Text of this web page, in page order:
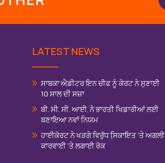
LATEST NEWS
ਸਾਬਕਾ ਐਡੀਟਰ ਇਨ ਚੀਫ ਨੂੰ ਕੋਰਟ ਨੇ ਸੁਣਾਈ
10 ਸਾਲ ਦੀ ਸਜ਼ਾ
ਬੀ. ਸੀ. ਸੀ. ਆਈ. ਨੇ ਭਾਰਤੀ ਖਿਡਾਰੀਆਂ ਲਈ
ਬਣਾਇਆ ਨਵਾਂ ਨਿਯਮ
ਹਾਈਕੋਰਟ ਨੇ ਖੜਗੇ ਵਿਰੁੱਧ ਸਿ਼ਕਾਇਤ ‘ਤੇ ਅਗਲੀ
ਕਾਰਵਾਈ ‘ਤੇ ਲਗਾਈ ਰੋਕ